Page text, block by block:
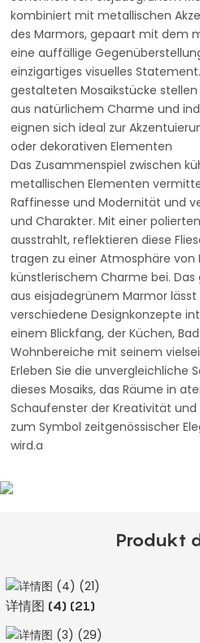
kombiniert mit metallischen
des Marmors, gepaart mit dem
eine auffällige
einzigartiges visuelles
gestalteten Mosaikstücke
aus natürlichem Charme und
eignen sich ideal zur
oder dekorativen Elementen
Das Zusammenspiel zwischen
metallischen Elementen
Raffinesse und Modernität und
und Charakter. Mit einer
ausstrahlt, reflektieren diese
tragen zu einer Atmosphäre von
künstlerischem Charme bei.
aus eisjadegrünem Marmor
verschiedene Designkonzepte
einem Blickfang, der Küchen,
Wohnbereiche mit seinem
Erleben Sie die unvergleichliche
dieses Mosaiks, das Räume in
Schaufenster der Kreativität
zum Symbol zeitgenössischer
wird.a
Produkt
详情图 (4) (21)